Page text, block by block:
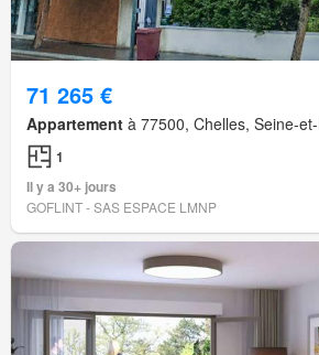
71 265 €
Appartement à 77500, Chelles, Seine-
1
Il y a 30+ jours
GOFLINT - SAS ESPACE LMNP